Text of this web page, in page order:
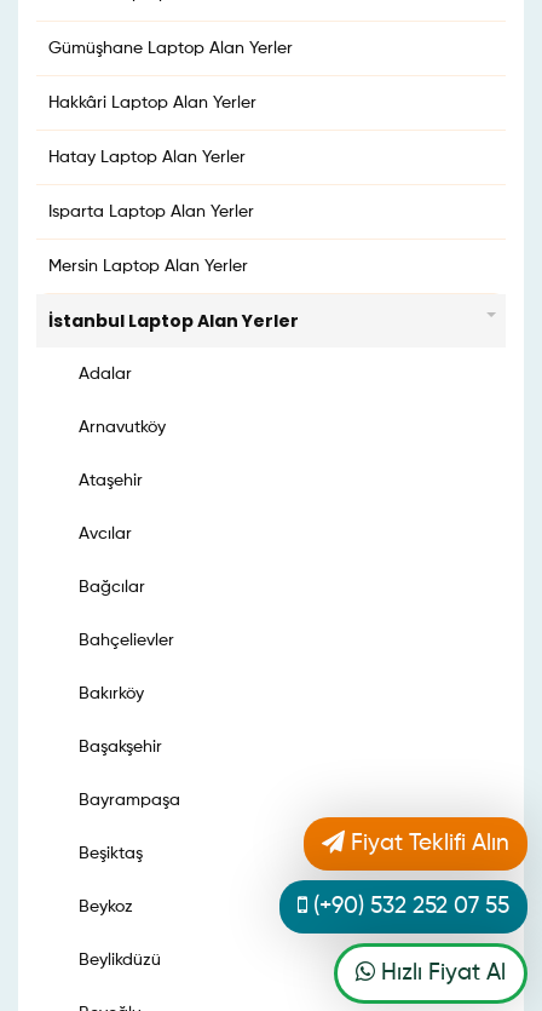
Gümüşhane Laptop Alan Yerler
Hakkâri Laptop Alan Yerler
Hatay Laptop Alan Yerler
Isparta Laptop Alan Yerler
Mersin Laptop Alan Yerler
İstanbul Laptop Alan Yerler
Adalar
Arnavutköy
Ataşehir
Avcılar
Bağcılar
Bahçelievler
Bakırköy
Başakşehir
Bayrampaşa
Beşiktaş
Beykoz
Beylikdüzü
Fiyat Teklifi Alın
(+90) 532 252 07 55
Hızlı Fiyat Al